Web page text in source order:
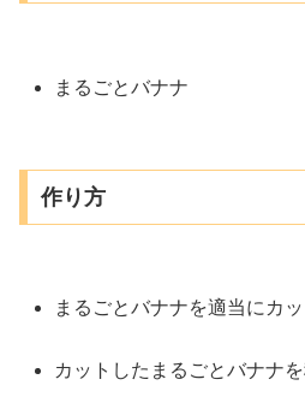
まるごとバナナ
作り方
まるごとバナナを適当にカ
カットしたまるごとバナナ